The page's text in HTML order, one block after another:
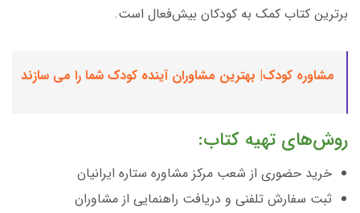
برترین کتاب کمک به کودکان بیش‌فعال است.
مشاوره کودک| بهترین مشاوران آینده کودک شما را می سازند
روش‌های تهیه کتاب:
خرید حضوری از شعب مرکز مشاوره ستاره ایرانیان
ثبت سفارش تلفنی و دریافت راهنمایی از مشاوران